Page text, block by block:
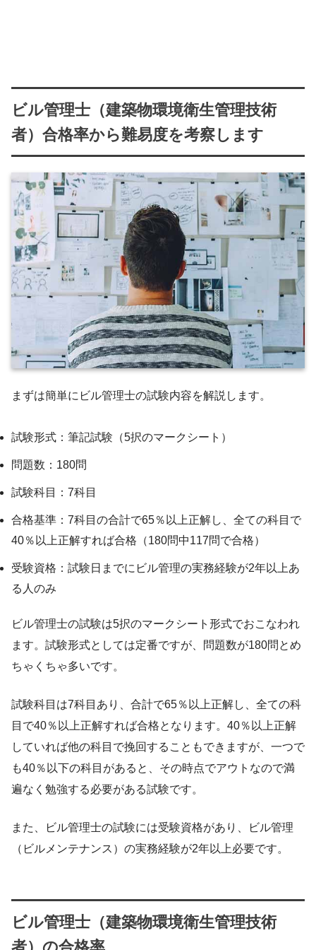
ビル管理士（建築物環境衛生管理技術
者）合格率から難易度を考察します
まずは簡単にビル管理士の試験内容を解説します。
試験形式：筆記試験（5択のマークシート）
問題数：180問
試験科目：7科目
合格基準：7科目の合計で65％以上正解し、全ての科目で
40％以上正解すれば合格（180問中117問で合格）
受験資格：試験日までにビル管理の実務経験が2年以上あ
る人のみ
ビル管理士の試験は5択のマークシート形式でおこなわれ
ます。試験形式としては定番ですが、問題数が180問とめ
ちゃくちゃ多いです。
試験科目は7科目あり、合計で65％以上正解し、全ての科
目で40％以上正解すれば合格となります。40％以上正解
していれば他の科目で挽回することもできますが、一つで
も40％以下の科目があると、その時点でアウトなので満
遍なく勉強する必要がある試験です。
また、ビル管理士の試験には受験資格があり、ビル管理
（ビルメンテナンス）の実務経験が2年以上必要です。
ビル管理士（建築物環境衛生管理技術